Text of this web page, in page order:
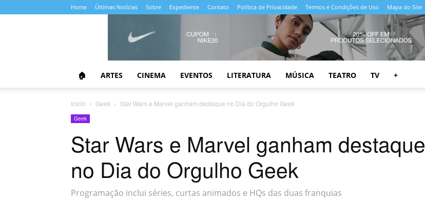
Home Últimas Notícias Sobre Expediente Contato Política de Privacidade Termos e Condições de Uso Mapa do Site
🏠 ARTES CINEMA EVENTOS LITERATURA MÚSICA TEATRO TV +
Início Geek Star Wars e Marvel ganham destaque no Dia do Orgulho Geek
Geek
Star Wars e Marvel ganham destaque
no Dia do Orgulho Geek
Programação inclui séries, curtas animados e HQs das duas franquias